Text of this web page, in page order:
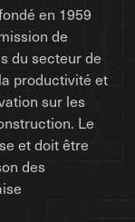
en 1959
de
du secteur de
productivité et
sur les
Le
et doit être
des